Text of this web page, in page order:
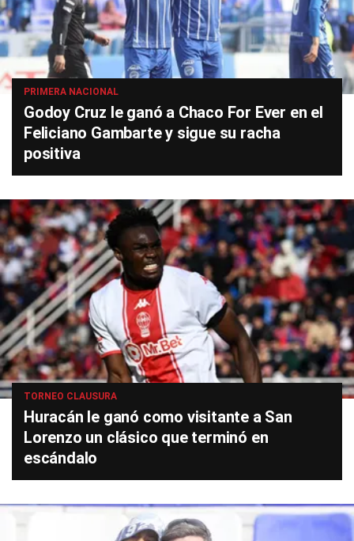
PRIMERA NACIONAL
Godoy Cruz le ganó a Chaco For Ever en el
Feliciano Gambarte y sigue su racha
positiva
TORNEO CLAUSURA
Huracán le ganó como visitante a San
Lorenzo un clásico que terminó en
escándalo